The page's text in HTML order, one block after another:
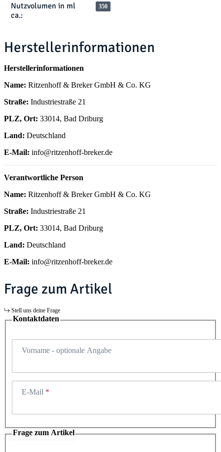
Nutzvolumen in ml
ca.:
350
Herstellerinformationen
Herstellerinformationen
Name: Ritzenhoff & Breker GmbH & Co. KG
Straße: Industriestraße 21
PLZ, Ort: 33014, Bad Driburg
Land: Deutschland
E-Mail: info@ritzenhoff-breker.de
Verantwortliche Person
Name: Ritzenhoff & Breker GmbH & Co. KG
Straße: Industriestraße 21
PLZ, Ort: 33014, Bad Driburg
Land: Deutschland
E-Mail: info@ritzenhoff-breker.de
Frage zum Artikel
Stell uns deine Frage
Kontaktdaten
Vorname - optionale Angabe
E-Mail
Frage zum Artikel